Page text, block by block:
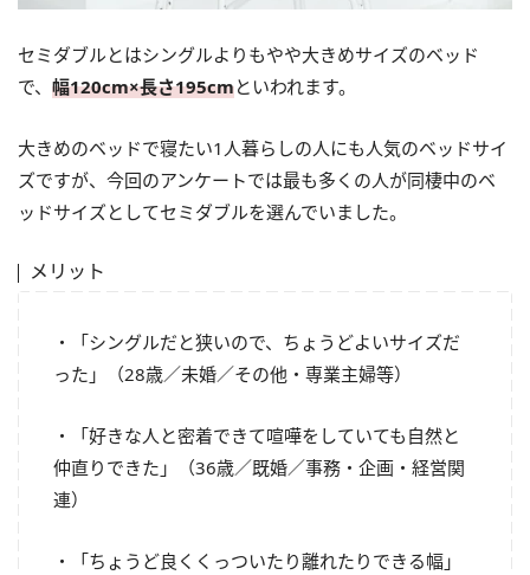
セミダブルとはシングルよりもやや大きめサイズのベッド
で、 幅120cm×長さ195cmといわれます。
大きめのベッドで寝たい1人暮らしの人にも人気のベッドサイ
ズですが、今回のアンケートでは最も多くの人が同棲中のベ
ッドサイズとしてセミダブルを選んでいました。
メリット
・「シングルだと狭いので、ちょうどよいサイズだ
った」（28歳／未婚／その他・専業主婦等）
・「好きな人と密着できて喧嘩をしていても自然と
仲直りできた」（36歳／既婚／事務・企画・経営関
連）
・「ちょうど良くくっついたり離れたりできる幅」